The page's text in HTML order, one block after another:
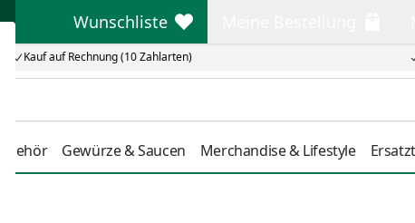
Kauf auf Rechnung (10 Zahlarten)
Wunschliste
Wunschliste
Zubehör Gewürze & Saucen Merchandise & Lifestyle